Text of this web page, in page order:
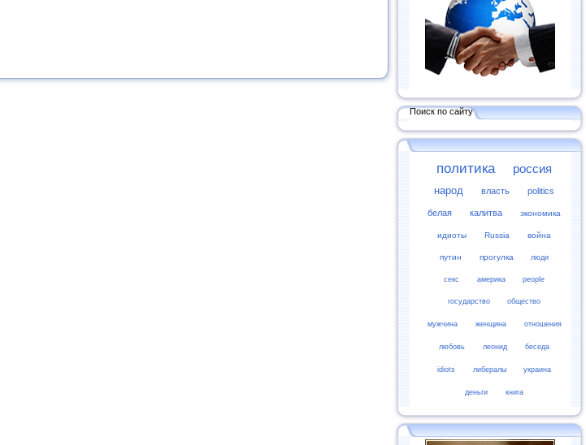
Поиск по сайту
политика россия
народ власть politics
белая калитва экономика
идиоты Russia война
путин прогулка люди
секс америка people
государство общество
мужчина женщина отношения
любовь леонид беседа
idiots либералы украина
деньги книга